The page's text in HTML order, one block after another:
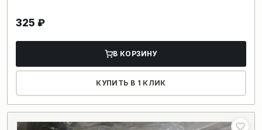
325 ₽
В КОРЗИНУ
КУПИТЬ В 1 КЛИК